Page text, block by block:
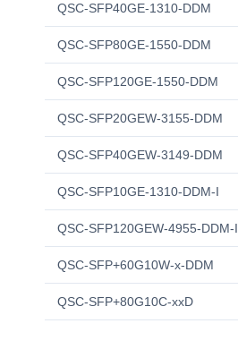
QSC-SFP40GE-1310-DDM
QSC-SFP80GE-1550-DDM
QSC-SFP120GE-1550-DDM
QSC-SFP20GEW-3155-DDM
QSC-SFP40GEW-3149-DDM
QSC-SFP10GE-1310-DDM-I
QSC-SFP120GEW-4955-DDM-I
QSC-SFP+60G10W-x-DDM
QSC-SFP+80G10C-xxD